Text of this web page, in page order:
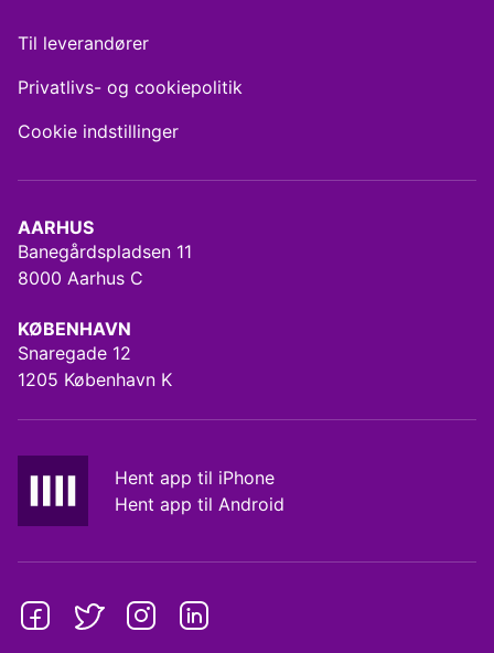
AARHUS
Banegårdspladsen 11
8000 Aarhus C
KØBENHAVN
Snaregade 12
1205 København K
Hent app til iPhone
Hent app til Android
Til leverandører
Privatlivs- og cookiepolitik
Cookie indstillinger